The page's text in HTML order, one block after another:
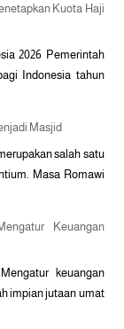
Kuota Haji
2026 Pemerintah
Indonesia tahun
Masjid
salah satu
Masa Romawi
Keuangan
keuangan
impian jutaan umat